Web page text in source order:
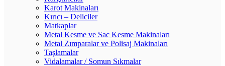
Karot Makinaları
Kırıcı – Deliciler
Matkaplar
Metal Kesme ve Sac Kesme Makinaları
Metal Zımparalar ve Polisaj Makinaları
Taşlamalar
Vidalamalar / Somun Sıkmalar